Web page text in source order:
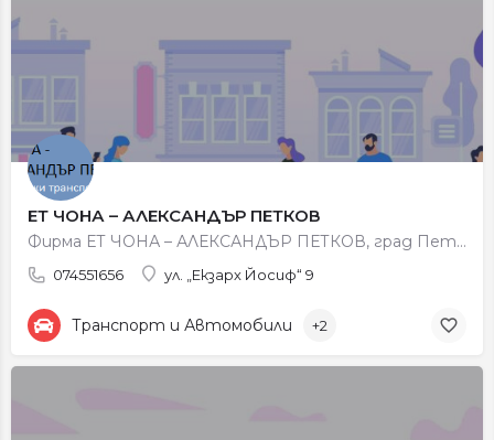
ЕТ ЧОНА – АЛЕКСАНДЪР ПЕТКОВ
Фирма ЕТ ЧОНА – АЛЕКСАНДЪР ПЕТКОВ, град Петрич се занимава с обществен превоз на пътници, градски и…
074551656 ул. „Екзарх Йосиф“ 9
Транспорт и Автомобили +2